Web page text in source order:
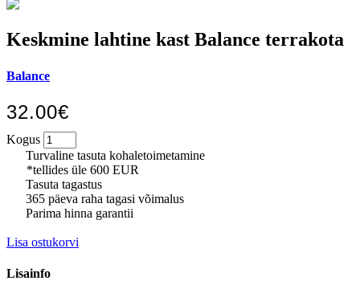
Keskmine lahtine kast Balance terrakota
Balance
32.00€
Kogus
Turvaline tasuta kohaletoimetamine
*tellides üle 600 EUR
Tasuta tagastus
365 päeva raha tagasi võimalus
Parima hinna garantii
Lisa ostukorvi
Lisainfo